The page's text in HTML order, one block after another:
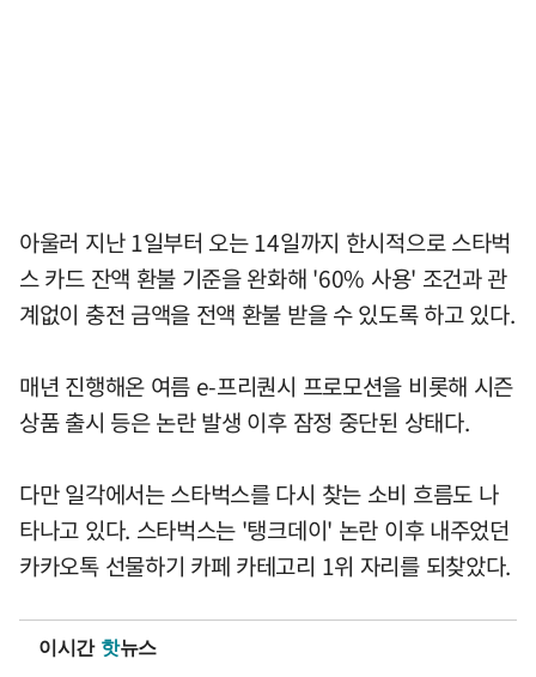
아울러 지난 1일부터 오는 14일까지 한시적으로 스타벅
스 카드 잔액 환불 기준을 완화해 '60% 사용' 조건과 관
계없이 충전 금액을 전액 환불 받을 수 있도록 하고 있다.
매년 진행해온 여름 e-프리퀀시 프로모션을 비롯해 시즌
상품 출시 등은 논란 발생 이후 잠정 중단된 상태다.
다만 일각에서는 스타벅스를 다시 찾는 소비 흐름도 나
타나고 있다. 스타벅스는 '탱크데이' 논란 이후 내주었던
카카오톡 선물하기 카페 카테고리 1위 자리를 되찾았다.
이시간 핫뉴스